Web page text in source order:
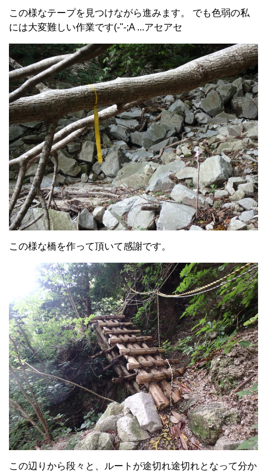
この様なテープを見つけながら進みます。 でも色弱の私
には大変難しい作業です(-"-;A ...アセアセ
この様な橋を作って頂いて感謝です。
この辺りから段々と、ルートが途切れ途切れとなって分か